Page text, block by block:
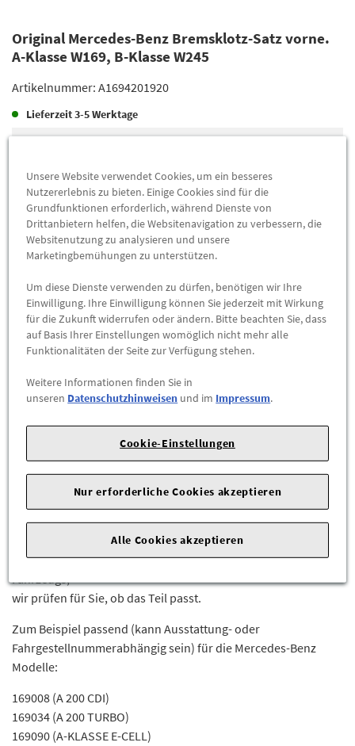
Original Mercedes-Benz Bremsklotz-Satz vorne.
A-Klasse W169, B-Klasse W245
Artikelnummer: A1694201920
Lieferzeit3-5 Werktage
Preis inkl. 19%MwSt.
Versandkostenfrei
Abholung
Preis inkl.19%MwSt.
Abholbar an
diesen Standorten
- +
Herstellerangaben:Mercedes-Benz AG |Mercedesstr. 120 |
70723 Stuttgart |Tel: +49711170 |E-Mail:
dialog.mb@mercedes-benz.com|Webseite:
https://www.mercedes-benz.com
Sie sind sich nicht sicher, ob das Ersatzteil bei Ihrem Fahrzeug
passt?
Senden Sie uns die komplette Fahrgestellnummer Ihres
Fahrzeugs,
wir prüfen für Sie, ob das Teil passt.
Zum Beispiel passend (kann Ausstattung- oder
Fahrgestellnummerabhängig sein) für die Mercedes-Benz
Modelle:
169008 (A 200 CDI)
169034 (A 200 TURBO)
169090 (A-KLASSE E-CELL)
Unsere Website verwendet Cookies, um ein besseres
Nutzererlebnis zu bieten. Einige Cookies sind für die
Grundfunktionen erforderlich, während Dienste von
Drittanbietern helfen, die Websitenavigation zu verbessern, die
Websitenutzung zu analysieren und unsere
Marketingbemühungen zu unterstützen.
Um diese Dienste verwenden zu dürfen, benötigen wir Ihre
Einwilligung. Ihre Einwilligung können Sie jederzeit mit Wirkung
für die Zukunft widerrufen oder ändern. Bitte beachten Sie, dass
auf Basis Ihrer Einstellungen womöglich nicht mehr alle
Funktionalitäten der Seite zur Verfügung stehen.
Weitere Informationen finden Sie in
unseren Datenschutzhinweisen und im Impressum.
Cookie-Einstellungen
Nur erforderliche Cookies akzeptieren
Alle Cookies akzeptieren